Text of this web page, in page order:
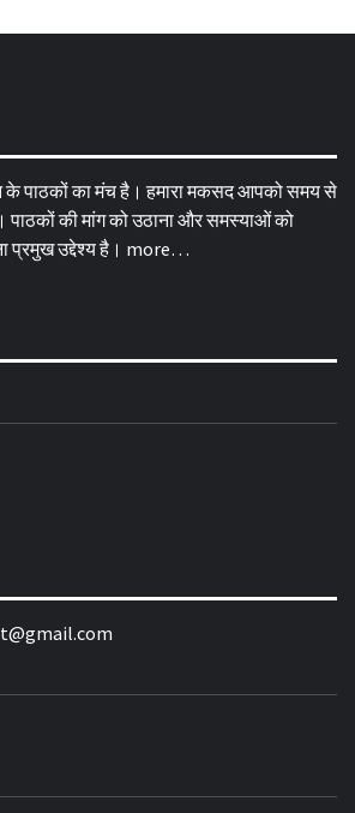
के पाठकों का मंच है। हमारा मकसद आपको समय से
पाठकों की मांग को उठाना और समस्याओं को
प्रमुख उद्देश्य है। more…